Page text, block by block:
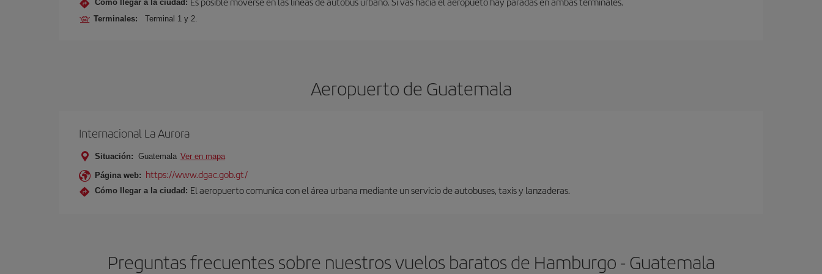
Cómo llegar a la ciudad:
Terminales: Terminal 1 y 2.
Aeropuerto de Guatemala
Internacional La Aurora
Situación: Guatemala Ver en mapa
Página web: https://www.dgac.gob.gt/
Cómo llegar a la ciudad: El aeropuerto comunica con el área urbana mediante un servicio de autobuses, taxis y lanzaderas.
Preguntas frecuentes sobre nuestros vuelos baratos de Hamburgo - Guatemala